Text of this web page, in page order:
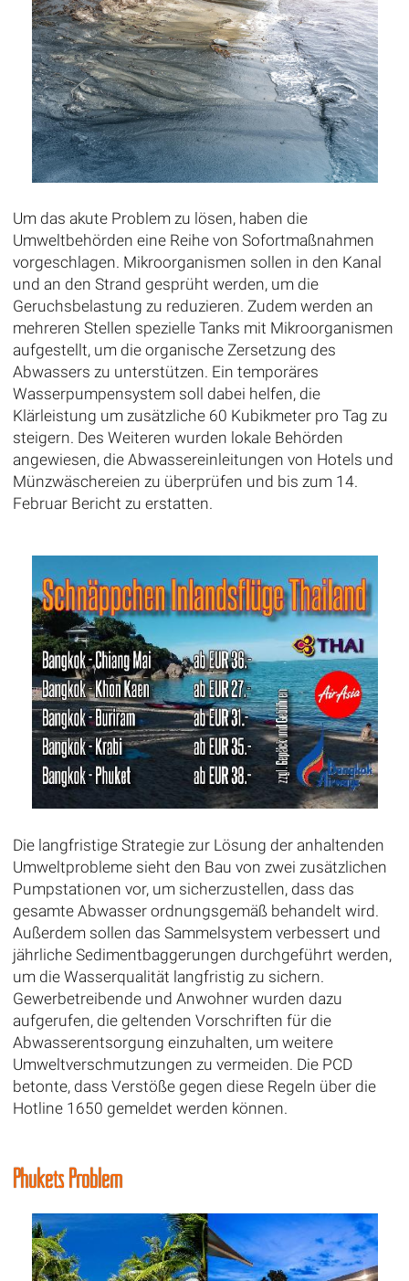
Um das akute Problem zu lösen, haben die
Umweltbehörden eine Reihe von Sofortmaßnahmen
vorgeschlagen. Mikroorganismen sollen in den Kanal
und an den Strand gesprüht werden, um die
Geruchsbelastung zu reduzieren. Zudem werden an
mehreren Stellen spezielle Tanks mit Mikroorganismen
aufgestellt, um die organische Zersetzung des
Abwassers zu unterstützen. Ein temporäres
Wasserpumpensystem soll dabei helfen, die
Klärleistung um zusätzliche 60 Kubikmeter pro Tag zu
steigern. Des Weiteren wurden lokale Behörden
angewiesen, die Abwassereinleitungen von Hotels und
Münzwäschereien zu überprüfen und bis zum 14.
Februar Bericht zu erstatten.
Die langfristige Strategie zur Lösung der anhaltenden
Umweltprobleme sieht den Bau von zwei zusätzlichen
Pumpstationen vor, um sicherzustellen, dass das
gesamte Abwasser ordnungsgemäß behandelt wird.
Außerdem sollen das Sammelsystem verbessert und
jährliche Sedimentbaggerungen durchgeführt werden,
um die Wasserqualität langfristig zu sichern.
Gewerbetreibende und Anwohner wurden dazu
aufgerufen, die geltenden Vorschriften für die
Abwasserentsorgung einzuhalten, um weitere
Umweltverschmutzungen zu vermeiden. Die PCD
betonte, dass Verstöße gegen diese Regeln über die
Hotline 1650 gemeldet werden können.
Phukets Problem